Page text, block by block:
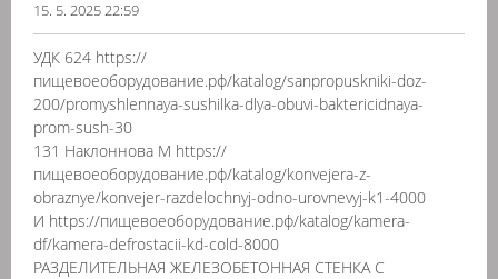
15. 5. 2025 22:59
УДК 624 https://
пищевоеоборудование.рф/katalog/sanpropuskniki-doz-
200/promyshlennaya-sushilka-dlya-obuvi-baktericidnaya-
prom-sush-30
131 Наклоннова М https://
пищевоеоборудование.рф/katalog/konvejera-z-
obraznye/konvejer-razdelochnyj-odno-urovnevyj-k1-4000
И https://пищевоеоборудование.рф/katalog/kamera-
df/kamera-defrostacii-kd-cold-8000
РАЗДЕЛИТЕЛЬНАЯ ЖЕЛЕЗОБЕТОННАЯ СТЕНКА С